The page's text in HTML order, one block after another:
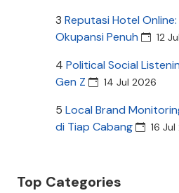
3 Reputasi Hotel
Okupansi Penuh
12
4 Political Social
Gen Z
14 Jul 2026
5 Local Brand
di Tiap Cabang
16
Top Categories